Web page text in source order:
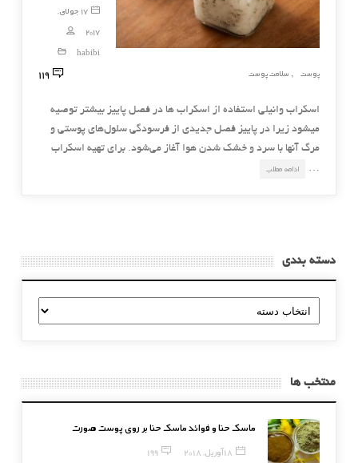
17 جولای,
2017
habibi
پوست
, سلامت پوست 119
اسكراب وانیلی استفاده از اسکراب ها در فصل پاییز بیشتر توصیه
میشود زیرا در پاییز فصل جدیدی از فرسودگی سلول‌های پوستی و
مرگ آنها با سرد و خشك شدن هوا آغاز می‌شود. برای تهیه اسكراب
…
ادامه مطلب
دسته بندی
دسته
بندی
منتخب ها
ماسک حنا و فوائد ماسک حنا بر روی پوست صورت
18 آوریل, 2018 199